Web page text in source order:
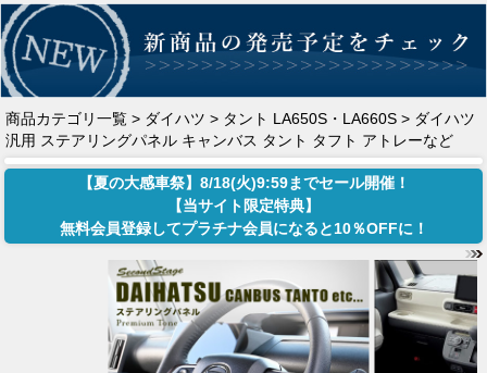
商品カテゴリ一覧 > ダイハツ > タント LA650S・LA660S > ダイハツ
汎用 ステアリングパネル キャンバス タント タフト アトレーなど
【夏の大感車祭】8/18(火)9:59までセール開催！
【当サイト限定特典】
無料会員登録してプラチナ会員になると10％OFFに！